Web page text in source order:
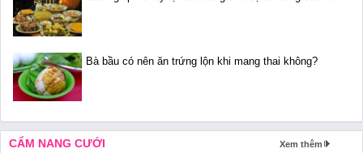
Bà bầu có nên ăn trứng lộn khi mang thai không?
CẨM NANG CƯỚI Xem thêm